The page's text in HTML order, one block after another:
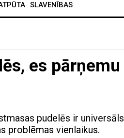
SLAVENĪBAS
es pārņemu
pudelēs ir universāls
problēmas vienlaikus.